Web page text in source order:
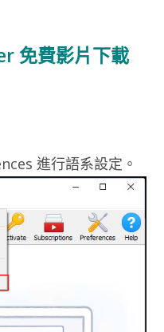
免費影片下載
進行語系設定。